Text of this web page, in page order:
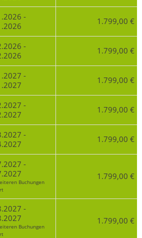
-
1.799,00 €
-
1.799,00 €
-
1.799,00 €
-
1.799,00 €
-
1.799,00 €
-
Buchungen
1.799,00 €
-
Buchungen
1.799,00 €